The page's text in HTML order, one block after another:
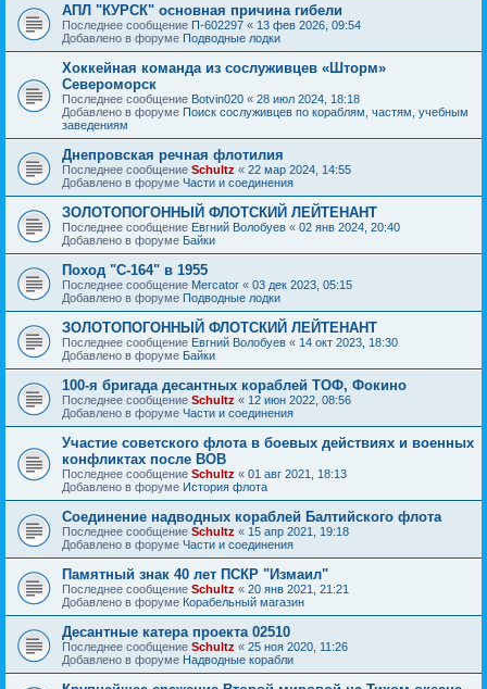
АПЛ "КУРСК" основная причина гибели
Последнее сообщение П-602297 « 13 фев 2026, 09:54
Добавлено в форуме Подводные лодки
Хоккейная команда из сослуживцев «Шторм»
Североморск
Последнее сообщение Botvin020 « 28 июл 2024, 18:18
Добавлено в форуме Поиск сослуживцев по кораблям, частям, учебным
заведениям
Днепровская речная флотилия
Последнее сообщение Schultz « 22 мар 2024, 14:55
Добавлено в форуме Части и соединения
ЗОЛОТОПОГОННЫЙ ФЛОТСКИЙ ЛЕЙТЕНАНТ
Последнее сообщение Евгний Волобуев « 02 янв 2024, 20:40
Добавлено в форуме Байки
Поход "С-164" в 1955
Последнее сообщение Mercator « 03 дек 2023, 05:15
Добавлено в форуме Подводные лодки
ЗОЛОТОПОГОННЫЙ ФЛОТСКИЙ ЛЕЙТЕНАНТ
Последнее сообщение Евгний Волобуев « 14 окт 2023, 18:30
Добавлено в форуме Байки
100-я бригада десантных кораблей ТОФ, Фокино
Последнее сообщение Schultz « 12 июн 2022, 08:56
Добавлено в форуме Части и соединения
Участие советского флота в боевых действиях и военных
конфликтах после ВОВ
Последнее сообщение Schultz « 01 авг 2021, 18:13
Добавлено в форуме История флота
Соединение надводных кораблей Балтийского флота
Последнее сообщение Schultz « 15 апр 2021, 19:18
Добавлено в форуме Части и соединения
Памятный знак 40 лет ПСКР "Измаил"
Последнее сообщение Schultz « 20 янв 2021, 21:21
Добавлено в форуме Корабельный магазин
Десантные катера проекта 02510
Последнее сообщение Schultz « 25 ноя 2020, 11:26
Добавлено в форуме Надводные корабли